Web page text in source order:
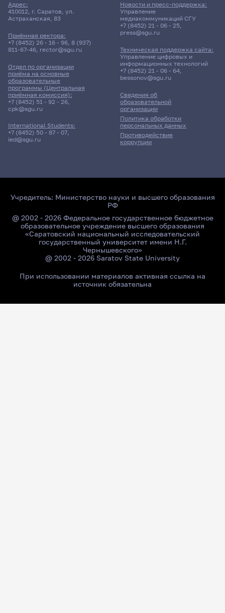
Адрес:
410012, г. Саратов, ул.
Астраханская, 83
Приёмная ректора:
+7 (8452) 26 - 16 - 96, 8 (937)
811-67-46, rector@sgu.ru
Отдел по организации
приёма на основные
образовательные
программы (Центральная
приёмная комиссия):
+7 (8452) 51 - 92 - 26,
cpk@sgu.ru
International Students:
+7 (8452) 50 - 87 - 07,
ied@sgu.ru
Сведения об
образовательной
организации
Политика обработки
персональных данных
Противодействие
коррупции
Новости и пресс-поддержка:
Управление
медиакоммуникаций СГУ
+7 (8452) 21 - 06 - 25,
press@sgu.ru
Техническая поддержка сайта:
Управление цифровых и
информационных технологий
+7 (8452) 21 - 06 - 64,
bessonov@sgu.ru
Учредитель: Министерство науки и высшего образования
РФ
@ 2002 - 2026 Федеральное государственное бюджетное
образовательное учреждение высшего образования
«Саратовский национальный исследовательский
государственный университет имени Н.Г.
Чернышевского»
@ 2002 - 2026 Saratov State University
При использовании материалов активная ссылка на
источник обязательна